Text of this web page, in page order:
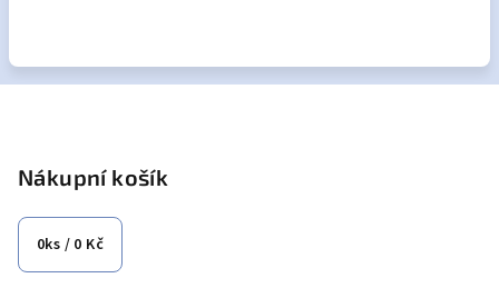
Nákupní košík
0ks / 0 Kč